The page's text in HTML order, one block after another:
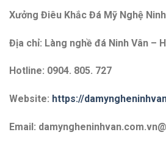
Xưởng Điêu Khắc Đá Mỹ Nghệ
Địa chỉ: Làng nghề đá Ninh Vân –
Hotline: 0904. 805. 727
Website: https://
Email: